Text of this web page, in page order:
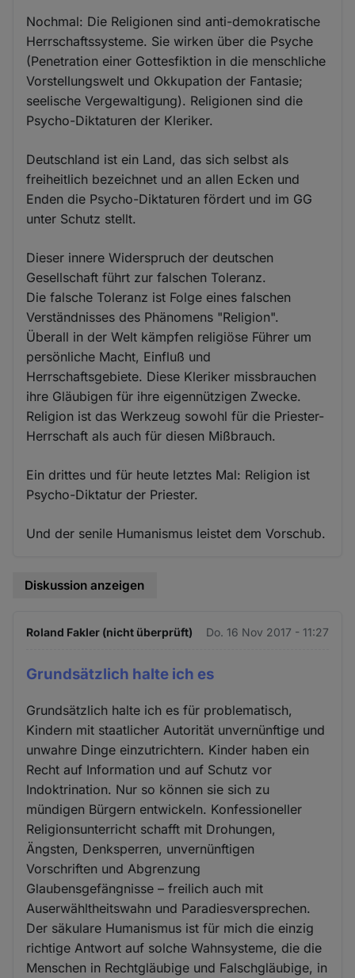
Nochmal: Die Religionen sind anti-demokratische
Herrschaftssysteme. Sie wirken über die Psyche
(Penetration einer Gottesfiktion in die menschliche
Vorstellungswelt und Okkupation der Fantasie;
seelische Vergewaltigung). Religionen sind die
Psycho-Diktaturen der Kleriker.
Deutschland ist ein Land, das sich selbst als
freiheitlich bezeichnet und an allen Ecken und
Enden die Psycho-Diktaturen fördert und im GG
unter Schutz stellt.
Dieser innere Widerspruch der deutschen
Gesellschaft führt zur falschen Toleranz.
Die falsche Toleranz ist Folge eines falschen
Verständnisses des Phänomens "Religion".
Überall in der Welt kämpfen religiöse Führer um
persönliche Macht, Einfluß und
Herrschaftsgebiete. Diese Kleriker missbrauchen
ihre Gläubigen für ihre eigennützigen Zwecke.
Religion ist das Werkzeug sowohl für die Priester-
Herrschaft als auch für diesen Mißbrauch.
Ein drittes und für heute letztes Mal: Religion ist
Psycho-Diktatur der Priester.
Und der senile Humanismus leistet dem Vorschub.
Diskussion anzeigen
Roland Fakler (nicht überprüft) Do. 16 Nov 2017 - 11:27
Grundsätzlich halte ich es
Grundsätzlich halte ich es für problematisch,
Kindern mit staatlicher Autorität unvernünftige und
unwahre Dinge einzutrichtern. Kinder haben ein
Recht auf Information und auf Schutz vor
Indoktrination. Nur so können sie sich zu
mündigen Bürgern entwickeln. Konfessioneller
Religionsunterricht schafft mit Drohungen,
Ängsten, Denksperren, unvernünftigen
Vorschriften und Abgrenzung
Glaubensgefängnisse – freilich auch mit
Auserwähltheitswahn und Paradiesversprechen.
Der säkulare Humanismus ist für mich die einzig
richtige Antwort auf solche Wahnsysteme, die die
Menschen in Rechtgläubige und Falschgläubige, in